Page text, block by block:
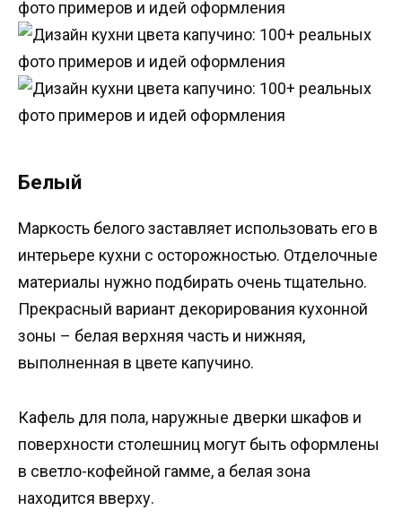
Белый
Маркость белого заставляет использовать его в
интерьере кухни с осторожностью. Отделочные
материалы нужно подбирать очень тщательно.
Прекрасный вариант декорирования кухонной
зоны – белая верхняя часть и нижняя,
выполненная в цвете капучино.
Кафель для пола, наружные дверки шкафов и
поверхности столешниц могут быть оформлены
в светло-кофейной гамме, а белая зона
находится вверху.